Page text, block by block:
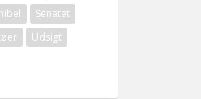
Senatet
Udsigt